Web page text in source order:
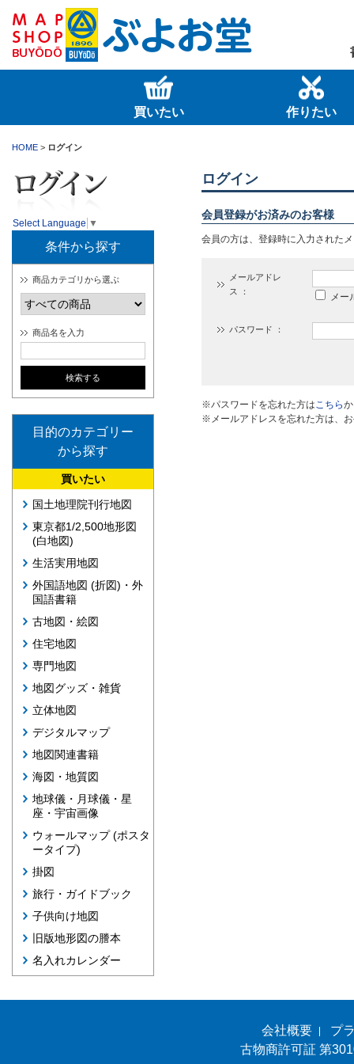
買いたい 作りたい
HOME > ログイン
Select Language ▼
条件から探す
商品カテゴリから選ぶ
商品名を入力
目的のカテゴリー
から探す
買いたい
国土地理院刊行地図
東京都1/2,500地形図
(白地図)
生活実用地図
外国語地図 (折図)・外
国語書籍
古地図・絵図
住宅地図
専門地図
地図グッズ・雑貨
立体地図
デジタルマップ
地図関連書籍
海図・地質図
地球儀・月球儀・星
座・宇宙画像
ウォールマップ (ポスタ
ータイプ)
掛図
旅行・ガイドブック
子供向け地図
旧版地形図の謄本
名入れカレンダー
ログイン
会員登録がお済みのお客様
会員の方は、登録時に入力された
メールアドレ
ス ：
メー
パスワード ：
※パスワードを忘れた方はこちら
※メールアドレスを忘れた方は、
会社概要
プ
古物商許可証 第